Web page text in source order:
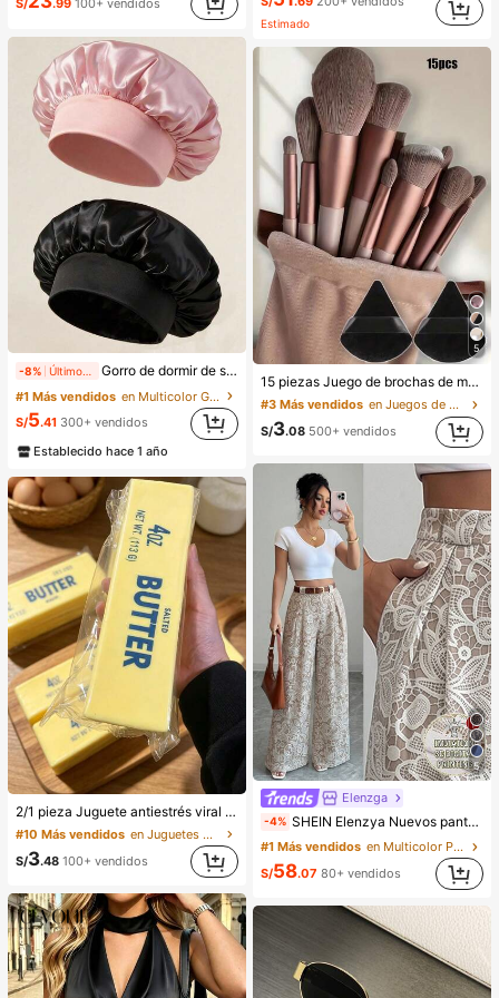
S/ .99 100+ vendidos
-8% Últimos 2 días Gorro de dormir de satén de seda, adecuado para cabello largo, trenzas, rastas y cabello rizado. Suave, unisex y disponible en múltiples colores. Perfecto para el cuidado del cabello durante la noche, uso en el baño y viajes.
#1 Más vendidos
en Multicolor Gorros para el pelo para mujer
S/5.41 300+ vendidos
Establecido hace 1 año
2/1 pieza Juguete antiestrés viral de mantequilla suave y lindo de gran tamaño, juguete de alivio del estrés, estimulación sensorial, pelota antiestrés, adecuado como regalo de Pascua, cumpleaños, graduación, favor de fiesta, suministros para despedida de soltera, estilo dumpling de rebote lento, estético, regalo de Navidad
#10 Más vendidos
en Juguetes para apretar para adolescentes
S/3.48 100+ vendidos
Estimado
5
15 piezas Juego de brochas de maquillaje, incluye 2 esponjas de maquillaje triangulares negras, suaves y pegajosas para polvos sueltos; también 13 piezas de brochas de maquillaje para colorete, lápiz labial líquido, lápiz labial, corrector, base de maquillaje, primer, cosméticos de marca, polvos sueltos, iluminador, contorno, fijador, sombra de ojos, colorete, maquillaje coreano, etc. Adecuado como regalo para niñas y mujeres.
#3 Más vendidos
en Juegos de brochas de maquillaje Juegos De Pince
S/3.08 500+ vendidos
5
Elenzga
-4% SHEIN Elenzya Nuevos pantalones culotte de talle alto con lunares para primavera/verano, de estilo elegante adecuados para uso diario y trabajo, con un toque vintage perfecto para la temporada de graduación, festivales de música, carreras de Derby, Día de la Independencia
#1 Más vendidos
en Multicolor Pantalones informales
S/58.07 80+ vendidos